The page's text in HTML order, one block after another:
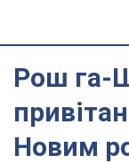
Рош га-
Новим